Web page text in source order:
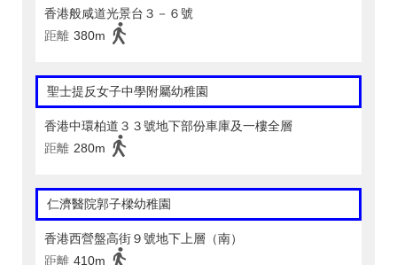
香港般咸道光景台３－６號
距離 380m
聖士提反女子中學附屬幼稚園
香港中環柏道３３號地下部份車庫及一樓全層
距離 280m
仁濟醫院郭子樑幼稚園
香港西營盤高街９號地下上層（南）
距離 410m